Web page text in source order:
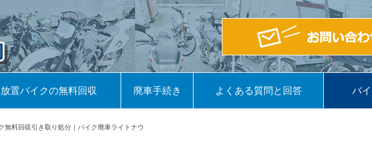
放置バイクの無料回収 廃車手続き よくある質問と回答 バ
無料回収引き取り処分｜バイク廃車ライトナウ